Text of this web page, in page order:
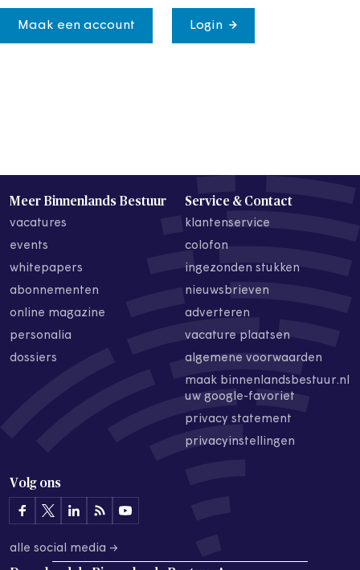
Maak een account Login
Meer Binnenlands Bestuur
vacatures
events
whitepapers
abonnementen
online magazine
personalia
dossiers
Service & Contact
klantenservice
colofon
ingezonden stukken
nieuwsbrieven
adverteren
vacature plaatsen
algemene voorwaarden
maak binnenlandsbestuur.nl
uw google-favoriet
privacy statement
privacyinstellingen
Volg ons
alle social media →